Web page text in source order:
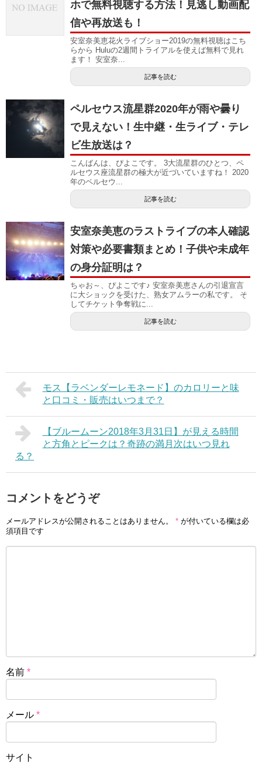
ホで無料視聴する方法！見逃し動画配
信や再放送も！
安室奈美恵花火ライブショー2019の無料視聴はこち
らから Huluの2週間トライアルを使えば無料で見れ
ます！ 安室奈...
記事を読む
ペルセウス流星群2020年が雨や曇り
で見えない！生中継・生ライブ・テレ
ビ生放送は？
こんばんは、ぴよこです。 3大流星群のひとつ、ペ
ルセウス座流星群の極大が近づいていますね！ 2020
年のペルセウ...
記事を読む
安室奈美恵のラストライブの本人確認
対策や必要書類まとめ！子供や未成年
の身分証明は？
ちゃお～、ぴよこです♪ 安室奈美恵さんの引退宣言
に大ショックを受けた、熟女アムラーの私です。 そ
してチケット争奪戦に...
記事を読む
モス【ラベンダーレモネード】のカロリーと味
と口コミ・販売はいつまで？
【ブルームーン2018年3月31日】が見える時間
と方角とピークは？奇跡の満月次はいつ見れ
る？
コメントをどうぞ
メールアドレスが公開されることはありません。 * が付いている欄は必
須項目です
名前 *
メール *
サイト